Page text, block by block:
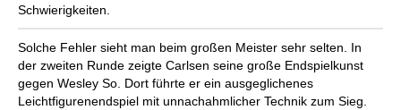
Schwierigkeiten.
Solche Fehler sieht man beim großen Meister sehr selten. In
der zweiten Runde zeigte Carlsen seine große Endspielkunst
gegen Wesley So. Dort führte er ein ausgeglichenes
Leichtfigurenendspiel mit unnachahmlicher Technik zum Sieg.